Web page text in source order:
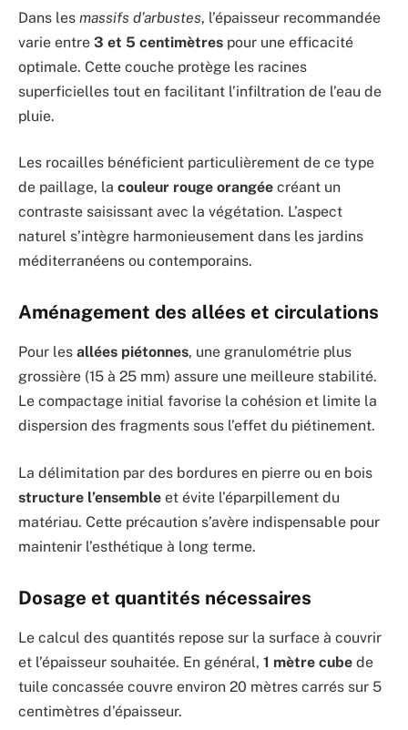
Dans les massifs d’arbustes, l’épaisseur recommandée
varie entre 3 et 5 centimètres pour une efficacité
optimale. Cette couche protège les racines
superficielles tout en facilitant l’infiltration de l’eau de
pluie.
Les rocailles bénéficient particulièrement de ce type
de paillage, la couleur rouge orangée créant un
contraste saisissant avec la végétation. L’aspect
naturel s’intègre harmonieusement dans les jardins
méditerranéens ou contemporains.
Aménagement des allées et circulations
Pour les allées piétonnes, une granulométrie plus
grossière (15 à 25 mm) assure une meilleure stabilité.
Le compactage initial favorise la cohésion et limite la
dispersion des fragments sous l’effet du piétinement.
La délimitation par des bordures en pierre ou en bois
structure l’ensemble et évite l’éparpillement du
matériau. Cette précaution s’avère indispensable pour
maintenir l’esthétique à long terme.
Dosage et quantités nécessaires
Le calcul des quantités repose sur la surface à couvrir
et l’épaisseur souhaitée. En général, 1 mètre cube de
tuile concassée couvre environ 20 mètres carrés sur 5
centimètres d’épaisseur.